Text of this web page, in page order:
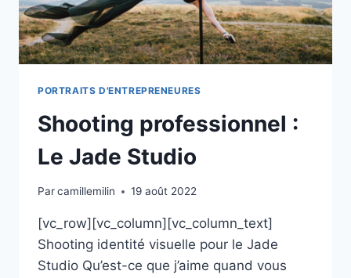
PORTRAITS D'ENTREPRENEURES
Shooting professionnel :
Le Jade Studio
Parcamillemilin 19 août 2022
[vc_row][vc_column][vc_column_text]
Shooting identité visuelle pour le Jade
Studio Qu’est-ce que j’aime quand vous